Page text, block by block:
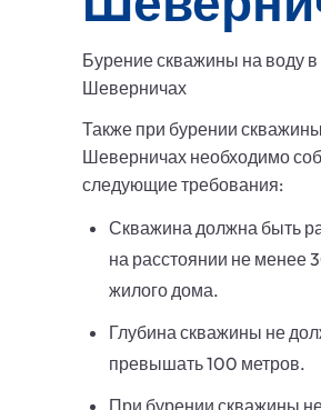
Бурение скважины на воду в
Шеверничах
Также при бурении
Шеверничах необходимо
следующие требования:
Скважина должна быть
на расстоянии не менее
жилого дома.
Глубина скважины не
превышать 100 метров.